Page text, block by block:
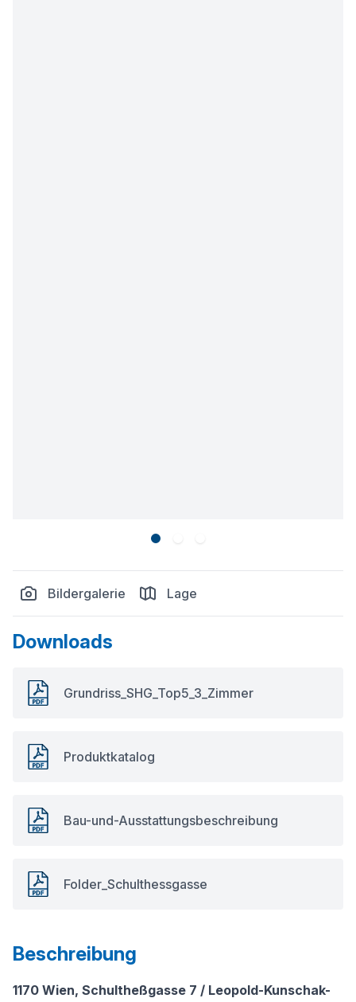
Bildergalerie Lage
Downloads
Grundriss_SHG_Top5_3_Zimmer
Produktkatalog
Bau-und-Ausstattungsbeschreibung
Folder_Schulthessgasse
Beschreibung
1170 Wien, Schultheßgasse 7 / Leopold-Kunschak-